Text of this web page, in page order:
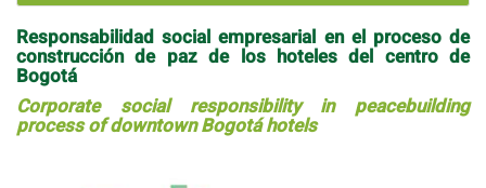
Responsabilidad social empresarial en el proceso de
construcción de paz de los hoteles del centro de
Bogotá
Corporate social responsibility in peacebuilding
process of downtown Bogotá hotels